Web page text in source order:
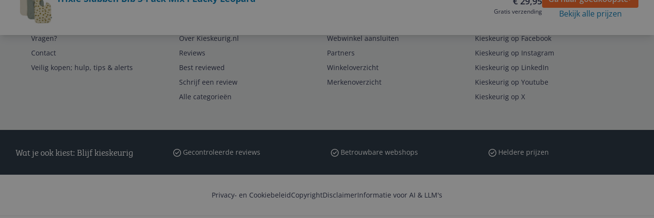
Gratis verzending
Bekijk alle prijzen
Service
Vragen?
Contact
Veilig kopen; hulp, tips & alerts
Over Kieskeurig.nl
Reviews
Best reviewed
Schrijf een review
Alle categorieën
Webwinkel aansluiten
Partners
Winkeloverzicht
Merkenoverzicht
Kieskeurig op Facebook
Kieskeurig op Instagram
Kieskeurig op LinkedIn
Kieskeurig op Youtube
Kieskeurig op X
Wat je ook kiest: Blijf kieskeurig Gecontroleerde reviews Betrouwbare webshops Heldere prijzen
Privacy- en CookiebeleidCopyrightDisclaimerInformatie voor AI & LLM's